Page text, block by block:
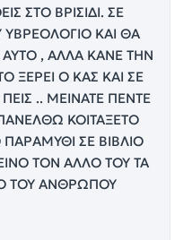
ΣΤΟ ΒΡΙΣΙΔΙ. ΣΕ
ΚΑΙ ΘΑ
, ΑΛΛΑ ΚΑΝΕ ΤΗΝ
ΞΕΡΕΙ Ο ΚΑΣ ΚΑΙ ΣΕ
.. ΜΕΙΝΑΤΕ ΠΕΝΤΕ
ΚΟΙΤΑΞΕΤΟ
ΣΕ ΒΙΒΛΙΟ
ΤΟΝ ΑΛΛΟ ΤΟΥ ΤΑ
ΤΟΥ ΑΝΘΡΩΠΟΥ